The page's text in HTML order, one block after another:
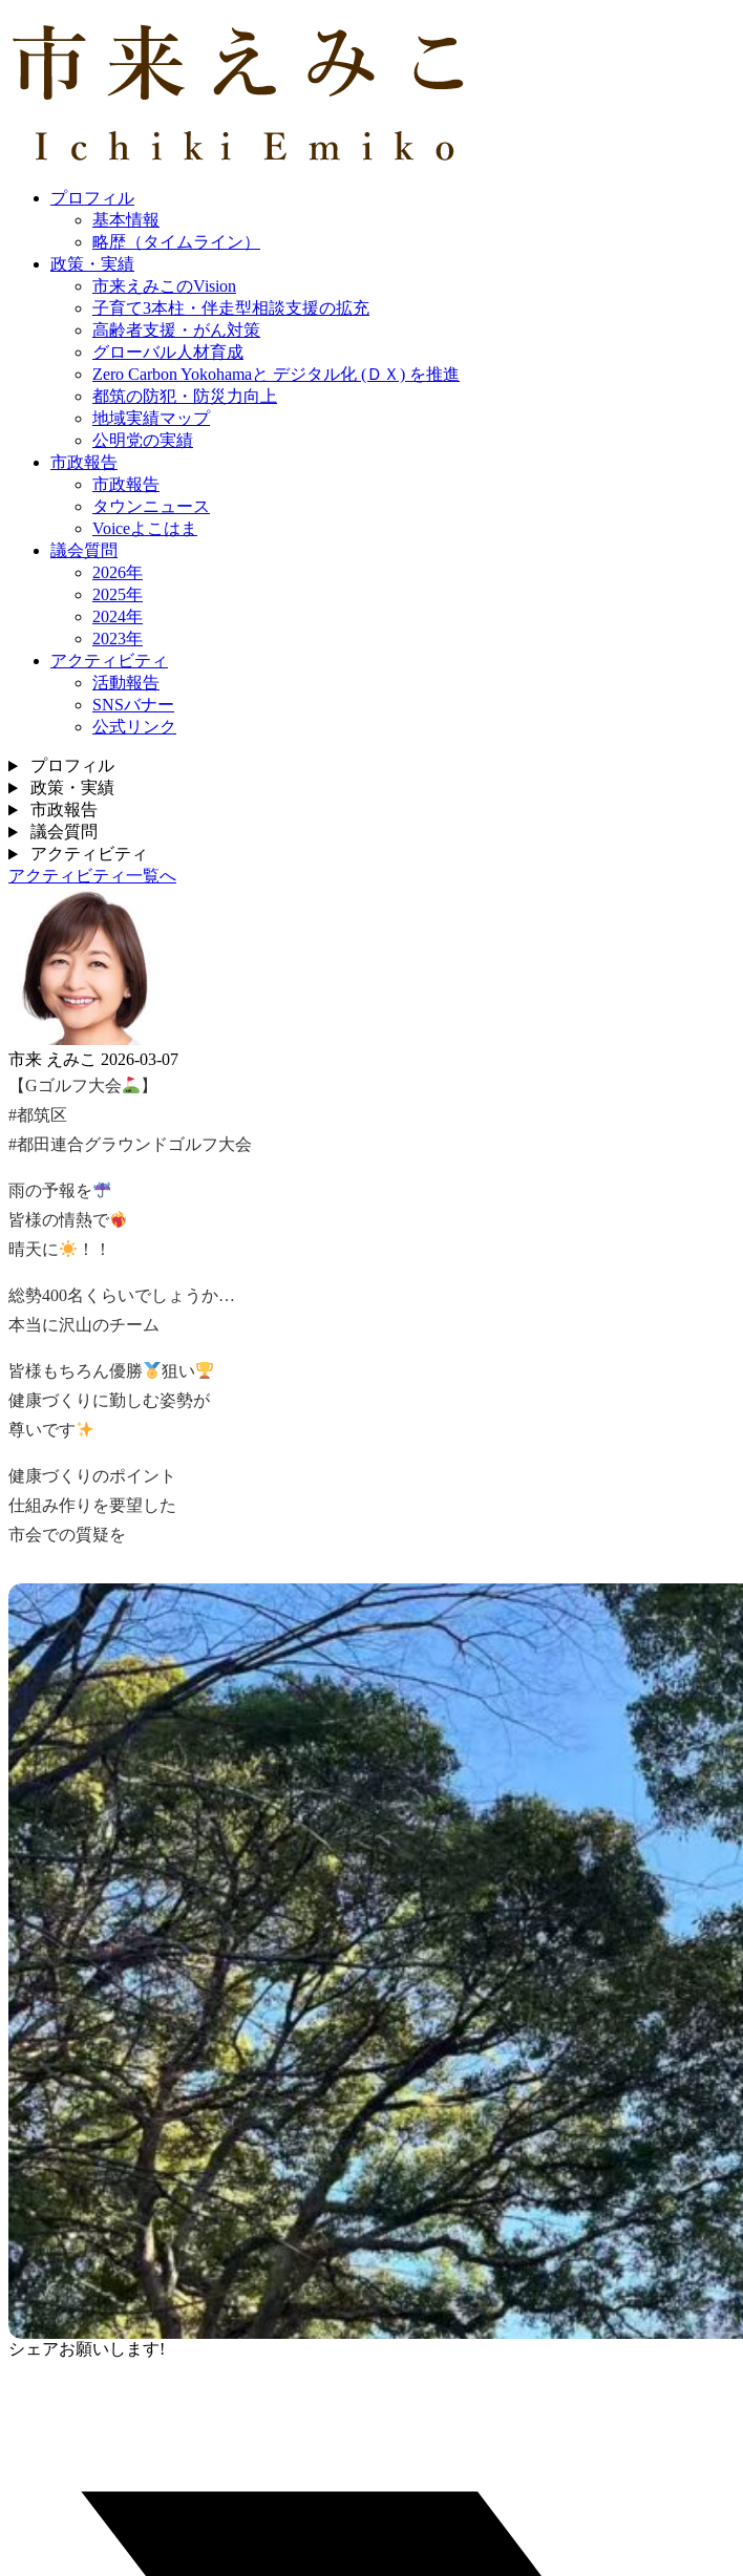
プロフィル
基本情報
略歴（タイムライン）
政策・実績
市来えみこのVision
子育て3本柱・伴走型相談支援の拡充
高齢者支援・がん対策
グローバル人材育成
Zero Carbon Yokohamaと デジタル化 (ＤＸ) を推進
都筑の防犯・防災力向上
地域実績マップ
公明党の実績
市政報告
市政報告
タウンニュース
Voiceよこはま
議会質問
2026年
2025年
2024年
2023年
アクティビティ
活動報告
SNSバナー
公式リンク
プロフィル
政策・実績
市政報告
議会質問
アクティビティ
アクティビティ一覧へ
市来 えみこ 2026-03-07
【Gゴルフ大会
】
#都筑区
#都田連合グラウンドゴルフ大会
雨の予報を
皆様の情熱で
晴天に
！！
総勢400名くらいでしょうか…
本当に沢山のチーム
皆様もちろん優勝
狙い
健康づくりに勤しむ姿勢が
尊いです
健康づくりのポイント
仕組み作りを要望した
市会での質疑を
シェアお願いします!